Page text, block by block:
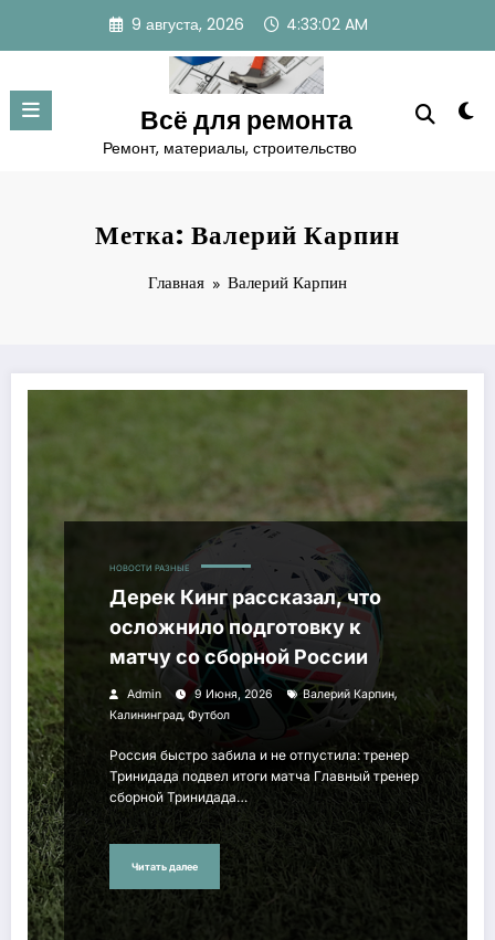
содержимому
9 августа, 2026 4:33:03 AM
Всё для ремонта
Ремонт, материалы, строительство
Метка: Валерий Карпин
Главная Валерий Карпин
НОВОСТИ РАЗНЫЕ
Дерек Кинг рассказал, что
осложнило подготовку к
матчу со сборной России
Admin 9 Июня, 2026 Валерий Карпин,
Калининград, Футбол
Россия быстро забила и не отпустила: тренер
Тринидада подвел итоги матча Главный тренер
сборной Тринидада…
Читать далее